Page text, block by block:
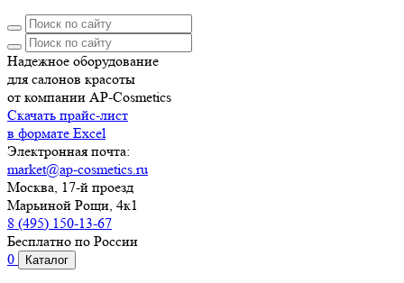
Надежное оборудование
для салонов красоты
от компании AP-Cosmetics
Скачать прайс-лист
в формате Excel
Электронная почта:
market@ap-cosmetics.ru
Москва, 17-й проезд
Марьиной Рощи, 4к1
8 (495) 150-13-67
Бесплатно по России
0
Каталог